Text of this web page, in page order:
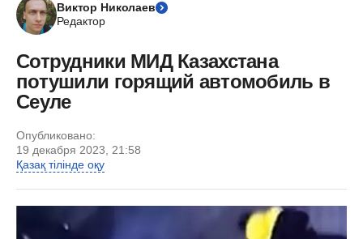
Виктор Николаев
Редактор
Сотрудники МИД Казахстана
потушили горящий автомобиль в
Сеуле
Опубликовано:
19 декабря 2023, 21:58
Қазақ тілінде оқу